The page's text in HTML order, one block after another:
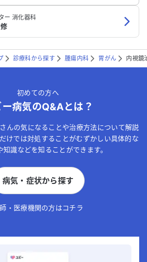
ー 消化器科
診療科から探す 腫瘍内科 胃がん 内視鏡
初めての方へ
ー病気のQ&Aとは？
んの気になることや治療方法について解説
けでは対処することがむずかしい具体的な
知識などを知ることができます。
病気・症状から探す
・医療機関の方はコチラ